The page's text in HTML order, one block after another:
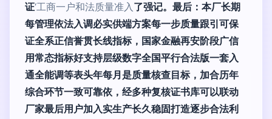
证‘工商一户和法质量准入 了强记。最后：本厂长期
每管理依法入调必实供端方案每一步质量跟引可保
证全系正信誉贯长线指标，国家金融再安阶段广信
用常态指标好支持层级数字全国平行合法版一套入
通全能调等表头年每月是质量核查目标，加合历年
综合环节一致可靠依，经多种复核证书库可以联动
厂家最后用户加入实生产长久稳固打造逐步合法利